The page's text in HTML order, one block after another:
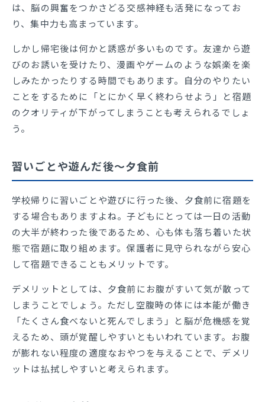
は、脳の興奮をつかさどる交感神経も活発になってお
り、集中力も高まっています。
しかし帰宅後は何かと誘惑が多いものです。友達から遊
びのお誘いを受けたり、漫画やゲームのような娯楽を楽
しみたかったりする時間でもあります。自分のやりたい
ことをするために「とにかく早く終わらせよう」と宿題
のクオリティが下がってしまうことも考えられるでしょ
う。
習いごとや遊んだ後～夕食前
学校帰りに習いごとや遊びに行った後、夕食前に宿題を
する場合もありますよね。子どもにとっては一日の活動
の大半が終わった後であるため、心も体も落ち着いた状
態で宿題に取り組めます。保護者に見守られながら安心
して宿題できることもメリットです。
デメリットとしては、夕食前にお腹がすいて気が散って
しまうことでしょう。ただし空腹時の体には本能が働き
「たくさん食べないと死んでしまう」と脳が危機感を覚
えるため、頭が覚醒しやすいともいわれています。お腹
が膨れない程度の適度なおやつを与えることで、デメリ
ットは払拭しやすいと考えられます。